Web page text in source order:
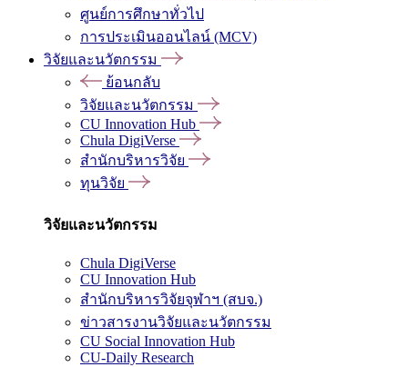
ศูนย์การศึกษาทั่วไป
การประเมินออนไลน์ (MCV)
วิจัยและนวัตกรรม
ย้อนกลับ
วิจัยและนวัตกรรม
CU Innovation Hub
Chula DigiVerse
สำนักบริหารวิจัย
ทุนวิจัย
วิจัยและนวัตกรรม
Chula DigiVerse
CU Innovation Hub
สำนักบริหารวิจัยจุฬาฯ (สบจ.)
ข่าวสารงานวิจัยและนวัตกรรม
CU Social Innovation Hub
CU-Daily Research